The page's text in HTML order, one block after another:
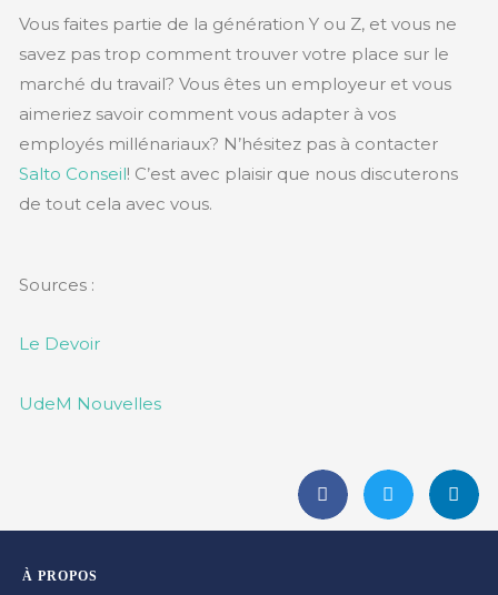
Vous faites partie de la génération Y ou Z, et vous ne
savez pas trop comment trouver votre place sur le
marché du travail? Vous êtes un employeur et vous
aimeriez savoir comment vous adapter à vos
employés millénariaux? N’hésitez pas à contacter
Salto Conseil! C’est avec plaisir que nous discuterons
de tout cela avec vous.
Sources :
Le Devoir
UdeM Nouvelles
À PROPOS